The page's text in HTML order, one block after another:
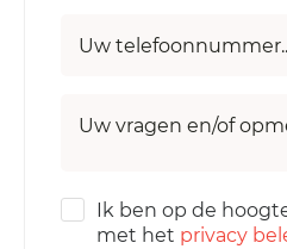
Uw
Uw vragen en/of
Ik ben op de
met het privacy